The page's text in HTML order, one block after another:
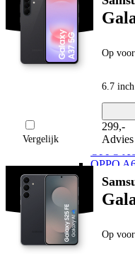
Google
OPPO
OPPO
OPPO
OPPO
OPPO
OPPO
OPPO
OPPO A
OPPO
OPPO
Xiaomi
Xiaomi
Xiaomi
Xiaomi
Xiaomi
Op
6.7
Vergelijk
299,-
Advies
Op